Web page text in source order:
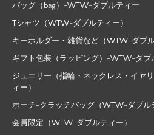
バッグ（bag）-WTW-ダブルティー
Tシャツ（WTW-ダブルティー）
キーホルダー・雑貨など（WTW-ダブル
ギフト包装（ラッピング）-WTW-ダブ
ジュエリー（指輪・ネックレス・イヤ
ィー）
ポーチ-クラッチバッグ（WTW-ダブル
会員限定（WTW-ダブルティー）